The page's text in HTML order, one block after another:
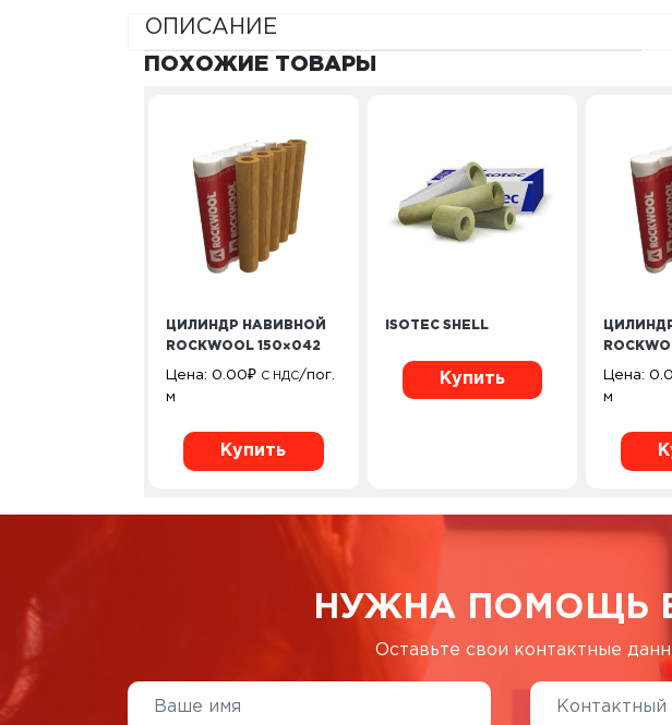
ОПИСАНИЕ
ПОХОЖИЕ ТОВАРЫ
ЦИЛИНДР НАВИВНОЙ
ROCKWOOL 150×042
Цена: 0.00₽ С НДС/пог.
м
Купить
ISOTEC SHELL
Купить Цена:
м
НУЖНА ПОМОЩЬ
Оставьте свои контактные